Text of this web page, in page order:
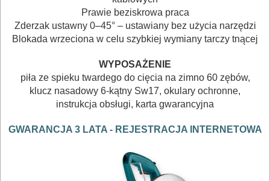
BUDOWLANE
MASZYNY
BRUKARSKIE
OBRÓBKA
DREWNA
Prawie beziskrowa praca
Zderzak ustawny 0–45° – ustawiany bez użycia narzędzi
Blokada wrzeciona w celu szybkiej wymiany tarczy tnącej
WYPOSAŻENIE
piła ze spieku twardego do cięcia na zimno 60 zębów,
klucz nasadowy 6-kątny Sw17, okulary ochronne,
instrukcja obsługi, karta gwarancyjna
GWARANCJA 3 LATA - REJESTRACJA INTERNETOWA